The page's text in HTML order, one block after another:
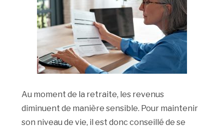
Au moment de la retraite, les revenus
diminuent de manière sensible. Pour maintenir
son niveau de vie, il est donc conseillé de se